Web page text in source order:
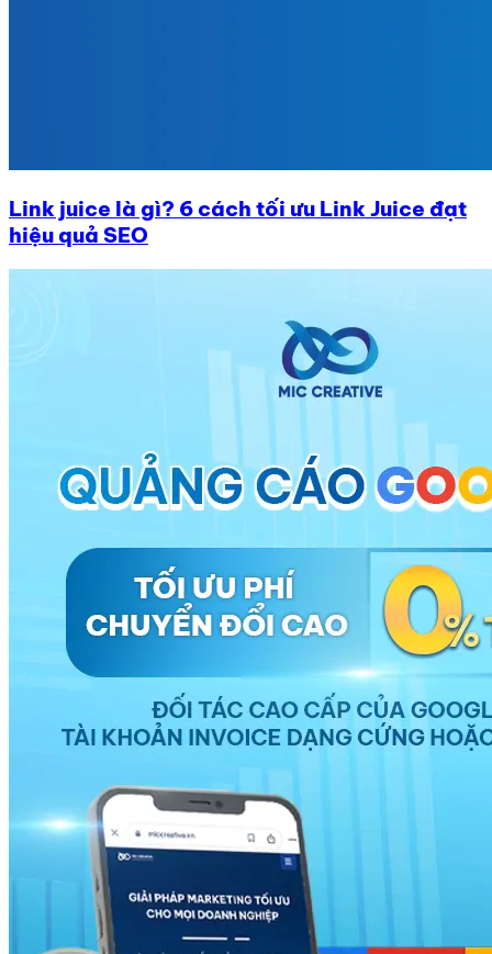
Link juice là gì? 6 cách tối ưu Link Juice đạt
hiệu quả SEO